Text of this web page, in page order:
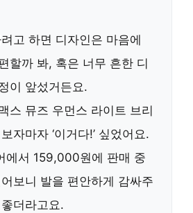
고 하면 디자인은 마음에
할까 봐, 혹은 너무 흔한 디
이 앞섰거든요.
스 뮤즈 우먼스 라이트 브리
자마자 ‘이거다!’ 싶었어요.
에서 159,000원에 판매 중
보니 발을 편안하게 감싸주
더라고요.